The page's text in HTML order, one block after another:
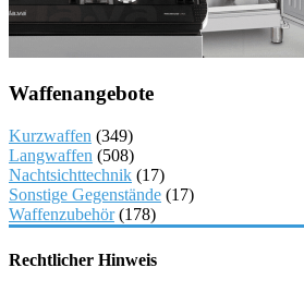
Waffenangebote
Kurzwaffen (349)
Langwaffen (508)
Nachtsichttechnik (17)
Sonstige Gegenstände (17)
Waffenzubehör(178)
Rechtlicher Hinweis